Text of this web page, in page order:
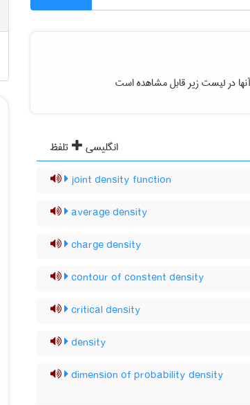
در لیست زیر قابل مشاهده است
انگلیسی
تلفظ
joint density function
average density
charge density
contour of constent density
critical density
density
dimension of probability density